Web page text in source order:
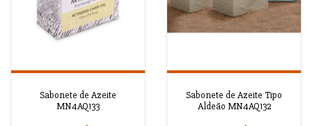
Sabonete de Azeite
MN4AQ133
Sabonete de Azeite Tipo
Aldeão MN4AQ132